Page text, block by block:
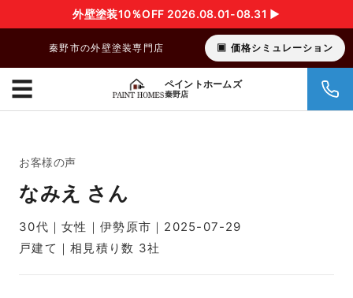
外壁塗装10％OFF 2026.08.01-08.31 ▶︎
秦野市の外壁塗装専門店 価格シミュレーション
ペイントホームズ
秦野店
☰
お客様の声
なみえ さん
30代｜女性｜伊勢原市｜2025-07-29
戸建て｜相見積り数 3社